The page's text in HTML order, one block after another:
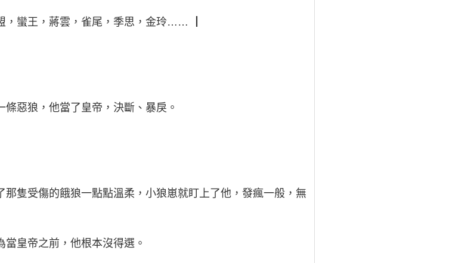
，蠻王，蔣雲，雀尾，季思，金玲…… ┃
惡狼，他當了皇帝，決斷、暴戾。
隻受傷的餓狼一點點溫柔，小狼崽就盯上了他，發瘋一般，無
皇帝之前，他根本沒得選。